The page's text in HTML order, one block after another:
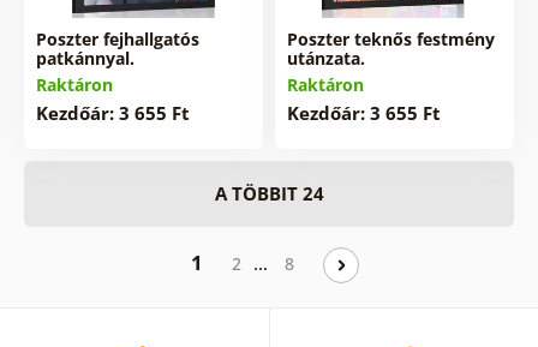
Poszter fejhallgatós
patkánnyal.
Raktáron
Kezdőár: 3 655 Ft
Poszter teknős festmény
utánzata.
Raktáron
Kezdőár: 3 655 Ft
A TÖBBIT 24
1 2 … 8